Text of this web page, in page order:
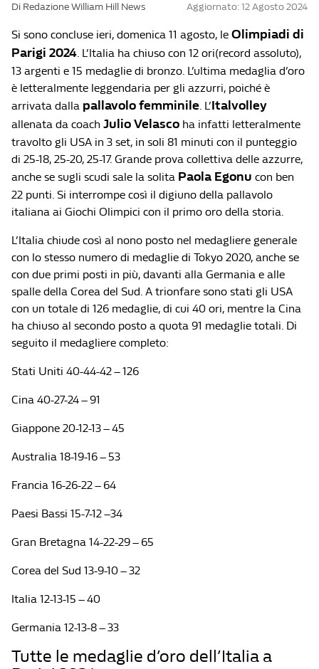
Di Redazione William Hill News Aggiornato: 12 Agosto 2024
Si sono concluse ieri, domenica 11 agosto, le Olimpiadi di
Parigi 2024. L’Italia ha chiuso con 12 ori(record assoluto),
13 argenti e 15 medaglie di bronzo. L’ultima medaglia d’oro
è letteralmente leggendaria per gli azzurri, poiché è
arrivata dalla pallavolo femminile. L’Italvolley
allenata da coach Julio Velasco ha infatti letteralmente
travolto gli USA in 3 set, in soli 81 minuti con il punteggio
di 25-18, 25-20, 25-17. Grande prova collettiva delle azzurre,
anche se sugli scudi sale la solita Paola Egonu con ben
22 punti. Si interrompe così il digiuno della pallavolo
italiana ai Giochi Olimpici con il primo oro della storia.
L’Italia chiude così al nono posto nel medagliere generale
con lo stesso numero di medaglie di Tokyo 2020, anche se
con due primi posti in più, davanti alla Germania e alle
spalle della Corea del Sud. A trionfare sono stati gli USA
con un totale di 126 medaglie, di cui 40 ori, mentre la Cina
ha chiuso al secondo posto a quota 91 medaglie totali. Di
seguito il medagliere completo:
Stati Uniti 40-44-42 – 126
Cina 40-27-24 – 91
Giappone 20-12-13 – 45
Australia 18-19-16 – 53
Francia 16-26-22 – 64
Paesi Bassi 15-7-12 –34
Gran Bretagna 14-22-29 – 65
Corea del Sud 13-9-10 – 32
Italia 12-13-15 – 40
Germania 12-13-8 – 33
Tutte le medaglie d’oro dell’Italia a